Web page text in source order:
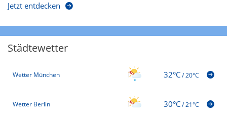
Jetzt entdecken
Städtewetter
Wetter München 32°C/20°C
Wetter Berlin 30°C/21°C